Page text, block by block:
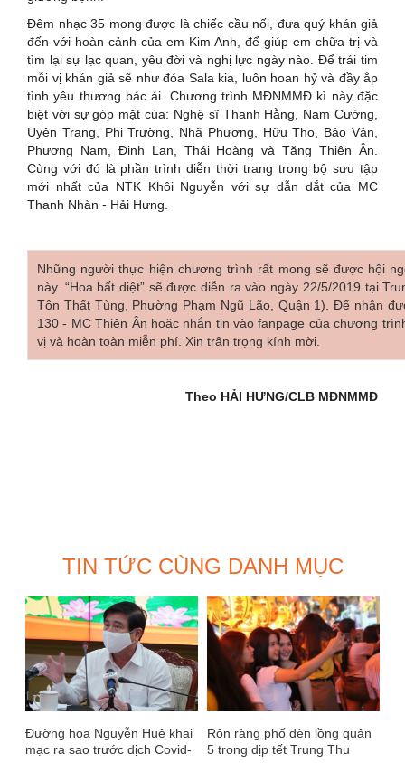
Đêm nhạc 35 mong được là chiếc cầu nối, đưa quý khán giả
đến với hoàn cảnh của em Kim Anh, để giúp em chữa trị và
tìm lại sự lạc quan, yêu đời và nghị lực ngày nào. Để trái tim
mỗi vị khán giả sẽ như đóa Sala kia, luôn hoan hỷ và đầy ắp
tình yêu thương bác ái. Chương trình MĐNMMĐ kì này đặc
biệt với sự góp mặt của: Nghệ sĩ Thanh Hằng, Nam Cường,
Uyên Trang, Phi Trường, Nhã Phương, Hữu Thọ, Bảo Vân,
Phương Nam, Đinh Lan, Thái Hoàng và Tăng Thiên Ân.
Cùng với đó là phần trình diễn thời trang trong bộ sưu tập
mới nhất của NTK Khôi Nguyễn với sự dẫn dắt của MC
Thanh Nhàn - Hải Hưng.
Những người thực hiện chương trình rất mong sẽ được hội
này. “Hoa bất diệt” sẽ được diễn ra vào ngày 22/5/2019 tại
Tôn Thất Tùng, Phường Phạm Ngũ Lão, Quận 1). Để nhận
130 - MC Thiên Ân hoặc nhắn tin vào fanpage của chương
vị và hoàn toàn miễn phí. Xin trân trọng kính mời.
Theo HẢI HƯNG/CLB MĐNMMĐ
TIN TỨC CÙNG DANH MỤC
Đường hoa Nguyễn Huệ khai
mạc ra sao trước dịch Covid-
Rộn ràng phố đèn lồng quận
5 trong dịp tết Trung Thu